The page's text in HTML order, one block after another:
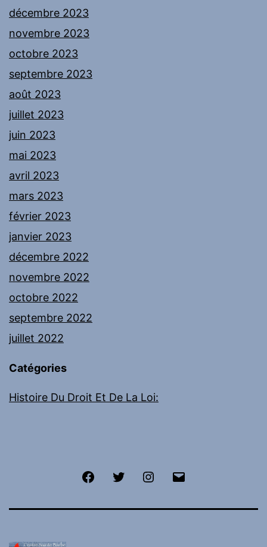
décembre 2023
novembre 2023
octobre 2023
septembre 2023
août 2023
juillet 2023
juin 2023
mai 2023
avril 2023
mars 2023
février 2023
janvier 2023
décembre 2022
novembre 2022
octobre 2022
septembre 2022
juillet 2022
Catégories
Histoire Du Droit Et De La Loi:
FacebookTwitter Instagram